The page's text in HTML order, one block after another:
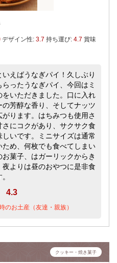
デザイン性: 3.7 持ち運び: 4.7 賞味
えばうなぎパイ！久しぶり
ったうなぎパイ、今回はミ
をいただきました。口に入れ
の芳醇な香り、そしてナッツ
ります。はちみつも使用さ
さにコクがあり、サクサク食
いです。ミニサイズは通常
ため、何枚でも食べてしまい
菓子、はガーリックからき
夜よりは昼のおやつに是非食
4.3
のお土産（友達・親族）
クッキー・焼き菓子